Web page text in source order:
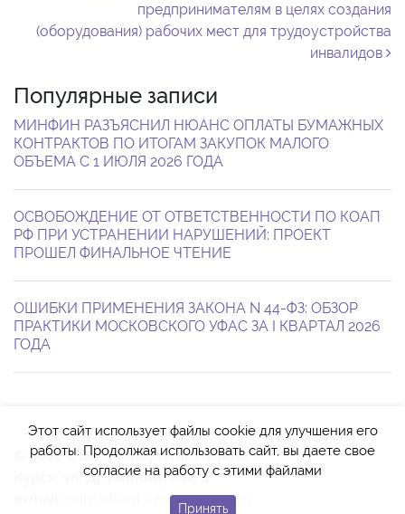
предпринимателям в целях создания
(оборудования) рабочих мест для трудоустройства
инвалидов
Популярные записи
МИНФИН РАЗЪЯСНИЛ НЮАНС ОПЛАТЫ БУМАЖНЫХ
КОНТРАКТОВ ПО ИТОГАМ ЗАКУПОК МАЛОГО
ОБЪЕМА С 1 ИЮЛЯ 2026 ГОДА
ОСВОБОЖДЕНИЕ ОТ ОТВЕТСТВЕННОСТИ ПО КОАП
РФ ПРИ УСТРАНЕНИИ НАРУШЕНИЙ: ПРОЕКТ
ПРОШЕЛ ФИНАЛЬНОЕ ЧТЕНИЕ
ОШИБКИ ПРИМЕНЕНИЯ ЗАКОНА N 44-ФЗ: ОБЗОР
ПРАКТИКИ МОСКОВСКОГО УФАС ЗА I КВАРТАЛ 2026
ГОДА
© 2026 ООО «Консультант-Право»
Курск, ул. Дружининская, 4
consultant@cons-pravo.ru
Этот сайт использует файлы cookie для улучшения его
работы. Продолжая использовать сайт, вы даете свое
согласие на работу с этими файлами
Принять